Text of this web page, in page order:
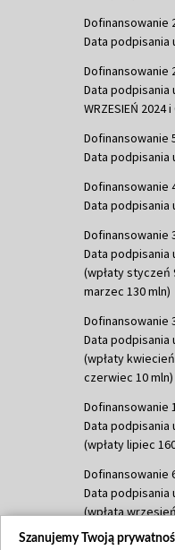
Dofinansowanie
Data podpisania
Dofinansowanie
Data podpisania
WRZESIEŃ 2024
Dofinansowanie
Data podpisania
Dofinansowanie
Data podpisania
Dofinansowanie
Data podpisania
(wpłaty styczeń
marzec 130 mln)
Dofinansowanie
Data podpisania
(wpłaty
czerwiec 10 mln)
Dofinansowanie
Data podpisania
(wpłaty lipiec
Dofinansowanie
Data podpisania
(wpłata
Dofinansowanie
Szanujemy Twoją